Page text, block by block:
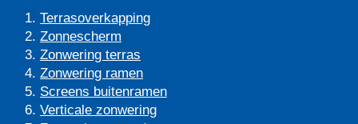
Terrasoverkapping
Zonnescherm
Zonwering terras
Zonwering ramen
Screens buitenramen
Verticale zonwering